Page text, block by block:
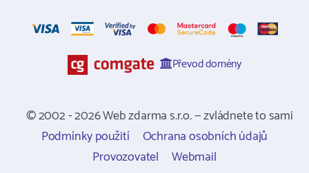
Převod domény
© 2002 - 2026 Web zdarma s.r.o. — zvládnete to sami
Podmínky použití
Ochrana osobních údajů
Provozovatel
Webmail